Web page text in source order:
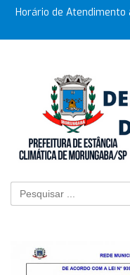
Horário de Atendimento